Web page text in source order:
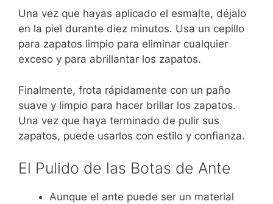
Una vez que hayas aplicado el esmalte, déjalo
en la piel durante diez minutos. Usa un cepillo
para zapatos limpio para eliminar cualquier
exceso y para abrillantar los zapatos.
Finalmente, frota rápidamente con un paño
suave y limpio para hacer brillar los zapatos.
Una vez que haya terminado de pulir sus
zapatos, puede usarlos con estilo y confianza.
El Pulido de las Botas de Ante
Aunque el ante puede ser un material